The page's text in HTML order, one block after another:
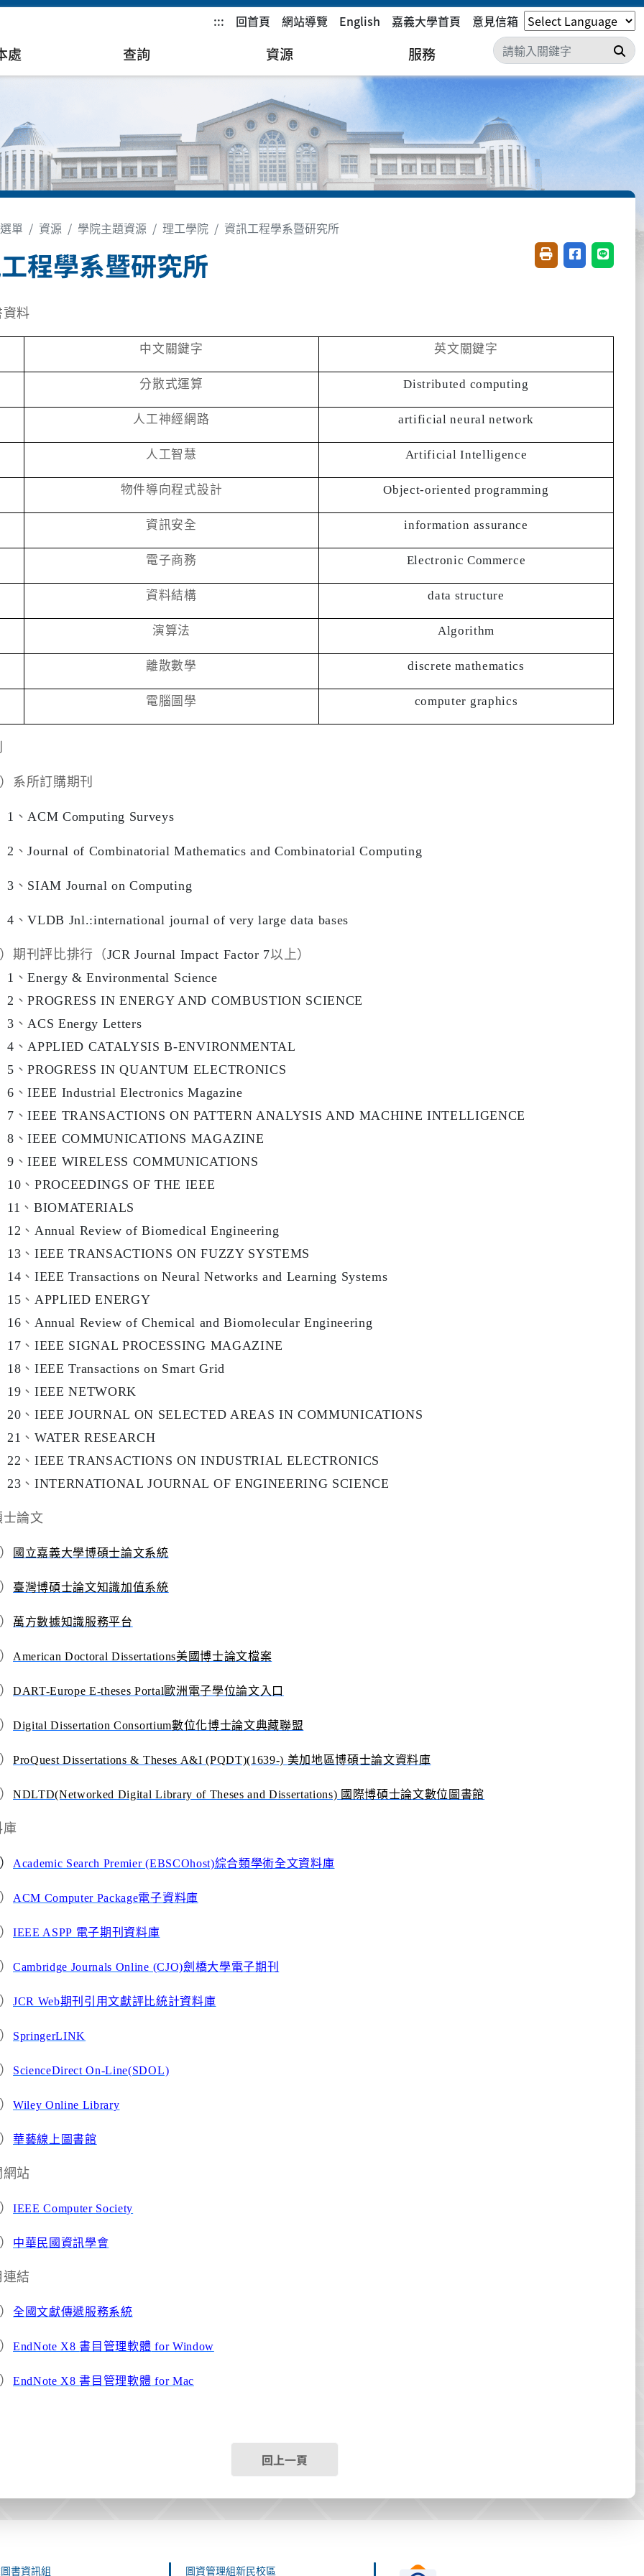
::: 回首頁 網站導覽 English 嘉義大學首頁 意見信箱
處 查詢 資源 服務 搜
單 資源 學院主題資源 理工學院 資訊工程學系暨研究所
程學系暨研究所 友善列印(開新視窗)
分享至臉書(
分享至
資料
中文關鍵字 英文關鍵字
分散式運算 Distributed computing
人工神經網路 artificial neural network
人工智慧 Artificial Intelligence
物件導向程式設計 Object-oriented programming
資訊安全 information assurance
電子商務 Electronic Commerce
資料結構 data structure
演算法 Algorithm
離散數學 discrete mathematics
電腦圖學 computer graphics
）系所訂購期刊
1 、ACM Computing Surveys
2 、Journal of Combinatorial Mathematics and Combinatorial Computing
3 、 SIAM Journal on Computing
4 、VLDB Jnl.:international journal of very large data bases
）期刊評比排行（JCR Journal Impact Factor 7以上）
1 、Energy & Environmental Science
2 、PROGRESS IN ENERGY AND COMBUSTION SCIENCE
3 、ACS Energy Letters
4 、APPLIED CATALYSIS B-ENVIRONMENTAL
5 、PROGRESS IN QUANTUM ELECTRONICS
6 、IEEE Industrial Electronics Magazine
7 、IEEE TRANSACTIONS ON PATTERN ANALYSIS AND MACHINE INTELLIGENCE
8 、IEEE COMMUNICATIONS MAGAZINE
9 、IEEE WIRELESS COMMUNICATIONS
10 、PROCEEDINGS OF THE IEEE
11 、BIOMATERIALS
12 、Annual Review of Biomedical Engineering
13 、IEEE TRANSACTIONS ON FUZZY SYSTEMS
14 、IEEE Transactions on Neural Networks and Learning Systems
15 、APPLIED ENERGY
16 、Annual Review of Chemical and Biomolecular Engineering
17 、IEEE SIGNAL PROCESSING MAGAZINE
18 、IEEE Transactions on Smart Grid
19 、IEEE NETWORK
20 、IEEE JOURNAL ON SELECTED AREAS IN COMMUNICATIONS
21 、WATER RESEARCH
22 、IEEE TRANSACTIONS ON INDUSTRIAL ELECTRONICS
23 、INTERNATIONAL JOURNAL OF ENGINEERING SCIENCE
士論文
國立嘉義大學博碩士論文系統
臺灣博碩士論文知識加值系統
萬方數據知識服務平台
American Doctoral Dissertations美國博士論文檔案
DART-Europe E-theses Portal歐洲電子學位論文入口
Digital Dissertation Consortium數位化博士論文典藏聯盟
ProQuest Dissertations & Theses A&I (PQDT)(1639-) 美加地區博碩士論文資料庫
NDLTD(Networked Digital Library of Theses and Dissertations) 國際博碩士論文數位圖書館
庫
Academic Search Premier (EBSCOhost)綜合類學術全文資料庫
ACM Computer Package電子資料庫
IEEE ASPP 電子期刊資料庫
Cambridge Journals Online (CJO)劍橋大學電子期刊
JCR Web期刊引用文獻評比統計資料庫
SpringerLINK
ScienceDirect On-Line(SDOL)
Wiley Online Library
華藝線上圖書館
網站
IEEE Computer Society
中華民國資訊學會
結
全國文獻傳遞服務系統
EndNote X8書目管理軟體 for Window
EndNote X8書目管理軟體 for Mac
回上一頁
書資訊組 圖資管理組新民校區